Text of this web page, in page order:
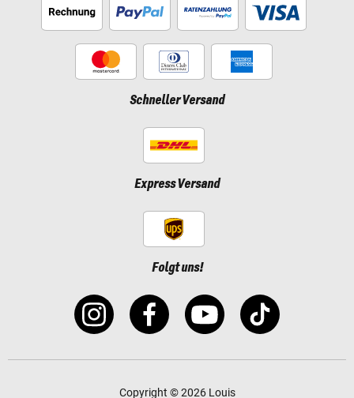
Schneller Versand
Express Versand
Folgt uns!
Copyright © 2026 Louis